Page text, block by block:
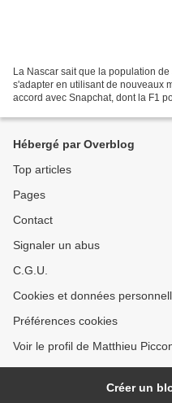
La Nascar sait que la population
s'adapter en utilisant de nouveaux
accord avec Snapchat, dont la F1
Hébergé par Overblog
Top articles
Pages
Contact
Signaler un abus
C.G.U.
Cookies et données
Préférences cookies
Voir le profil de Matthieu
Créer un